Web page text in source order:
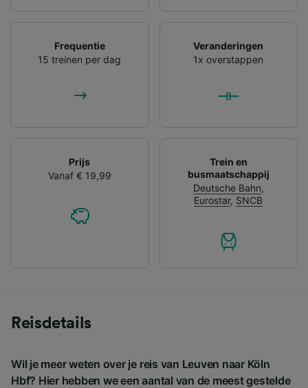
Frequentie
15 treinen per dag
Veranderingen
1x overstappen
Prijs
Vanaf € 19,99
Trein en
busmaatschappij
Deutsche Bahn,
Eurostar, SNCB
Reisdetails
Wil je meer weten over je reis van Leuven naar Köln
Hbf? Hier hebben we een aantal van de meest gestelde